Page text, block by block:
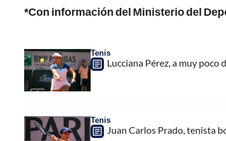
*Con información del Ministerio del
Tenis
Lucciana Pérez, a muy
Tenis
Juan Carlos Prado, tenista